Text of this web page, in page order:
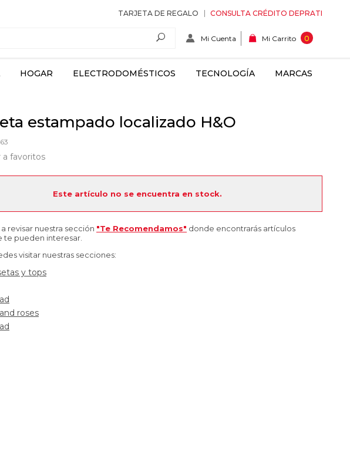
TARJETA DE REGALO CONSULTA CRÉDITO DEPRATI
Mi Cuenta Mi Carrito 0
HOGAR ELECTRODOMÉSTICOS TECNOLOGÍA MARCAS
estampado localizado H&O
a favoritos
Este artículo no se encuentra en stock.
revisar nuestra sección "Te Recomendamos" donde encontrarás artículos
te pueden interesar.
visitar nuestras secciones:
y tops
roses